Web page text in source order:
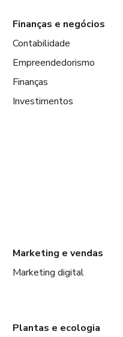
Finanças e negócios
Contabilidade
Empreendedorismo
Finanças
Investimentos
Marketing e vendas
Marketing digital
Plantas e ecologia